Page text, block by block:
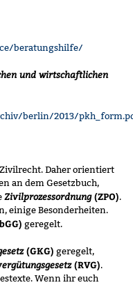
beratungshilfe/
und wirtschaftlichen
berlin/2013/
Daher orientiert
an dem Gesetzbuch,
Zivilprozessordnung (ZPO).
einige Besonderheiten.
geregelt.
(GKG) geregelt,
(RVG).
Wenn ihr euch